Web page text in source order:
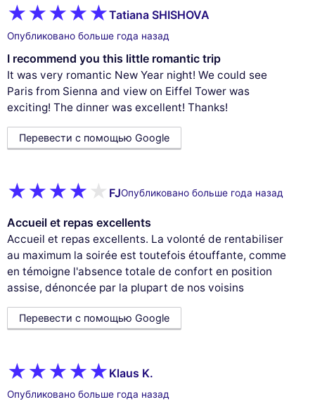
Tatiana SHISHOVA
Опубликовано больше года назад
I recommend you this little romantic trip
It was very romantic New Year night! We could see
Paris from Sienna and view on Eiffel Tower was
exciting! The dinner was excellent! Thanks!
Перевести с помощью Google
FJОпубликовано больше года назад
Accueil et repas excellents
Accueil et repas excellents. La volonté de rentabiliser
au maximum la soirée est toutefois étouffante, comme
en témoigne l'absence totale de confort en position
assise, dénoncée par la plupart de nos voisins
Перевести с помощью Google
Klaus K.
Опубликовано больше года назад